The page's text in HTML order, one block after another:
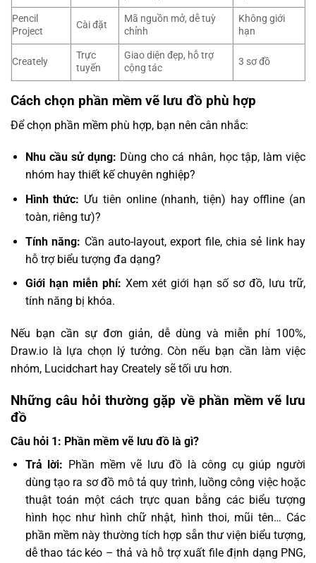
Pencil
Project
Cài đặt
Mã nguồn mở, dễ tuỳ
chỉnh
Không giới
hạn
Creately
Trực
tuyến
Giao diện đẹp, hỗ trợ
cộng tác
3 sơ đồ
Cách chọn phần mềm vẽ lưu đồ phù hợp
Để chọn phần mềm phù hợp, bạn nên cân nhắc:
Nhu cầu sử dụng: Dùng cho cá nhân, học tập, làm việc
nhóm hay thiết kế chuyên nghiệp?
Hình thức: Ưu tiên online (nhanh, tiện) hay offline (an
toàn, riêng tư)?
Tính năng: Cần auto-layout, export file, chia sẻ link hay
hỗ trợ biểu tượng đa dạng?
Giới hạn miễn phí: Xem xét giới hạn số sơ đồ, lưu trữ,
tính năng bị khóa.
Nếu bạn cần sự đơn giản, dễ dùng và miễn phí 100%,
Draw.io là lựa chọn lý tưởng. Còn nếu bạn cần làm việc
nhóm, Lucidchart hay Creately sẽ tối ưu hơn.
Những câu hỏi thường gặp về phần mềm vẽ lưu
đồ
Câu hỏi 1: Phần mềm vẽ lưu đồ là gì?
Trả lời: Phần mềm vẽ lưu đồ là công cụ giúp người
dùng tạo ra sơ đồ mô tả quy trình, luồng công việc hoặc
thuật toán một cách trực quan bằng các biểu tượng
hình học như hình chữ nhật, hình thoi, mũi tên… Các
phần mềm này thường tích hợp sẵn thư viện biểu tượng,
dễ thao tác kéo – thả và hỗ trợ xuất file định dạng PNG,